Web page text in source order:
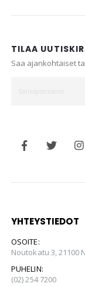
TILAA
Saa ajankohtaiset
YHTEYSTIEDOT
OSOITE:
Noutokatu 3, 21100
PUHELIN:
(02) 254 7200